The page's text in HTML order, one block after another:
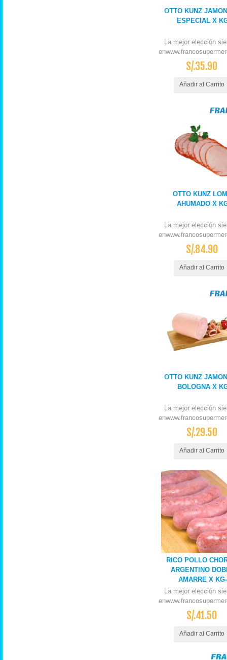
OTTO KUNZ
ESPECIAL X
La mejor elección
S/.35.90
Añadir al Carrito
OTTO KUNZ
AHUMADO X
La mejor elección
S/.84.90
Añadir al Carrito
OTTO KUNZ
BOLOGNA X
La mejor elección
S/.29.50
Añadir al Carrito
RICO POLLO
ARGENTINO
AMARRE X KG-
La mejor elección
S/.41.50
Añadir al Carrito